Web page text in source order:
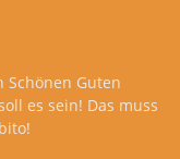
Schönen Guten
es sein! Das muss